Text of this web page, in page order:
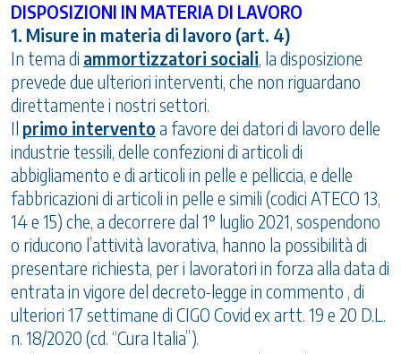
DISPOSIZIONI IN MATERIA DI LAVORO
1. Misure in materia di lavoro (art. 4)
In tema di ammortizzatori sociali, la disposizione
prevede due ulteriori interventi, che non riguardano
direttamente i nostri settori.
Il primo intervento a favore dei datori di lavoro delle
industrie tessili, delle confezioni di articoli di
abbigliamento e di articoli in pelle e pelliccia, e delle
fabbricazioni di articoli in pelle e simili (codici ATECO 13,
14 e 15) che, a decorrere dal 1° luglio 2021, sospendono
o riducono l’attività lavorativa, hanno la possibilità di
presentare richiesta, per i lavoratori in forza alla data di
entrata in vigore del decreto-legge in commento , di
ulteriori 17 settimane di CIGO Covid ex artt. 19 e 20 D.L.
n. 18/2020 (cd. “Cura Italia”).